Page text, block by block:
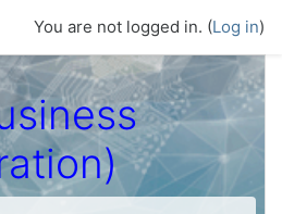
You are not logged in. (Log in)